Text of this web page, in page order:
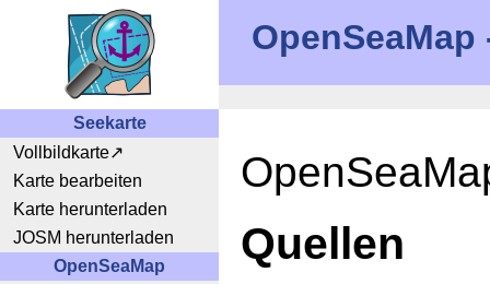
Seekarte
Vollbildkarte
Karte bearbeiten
Karte herunterladen
JOSM herunterladen
OpenSeaMap
Quellen